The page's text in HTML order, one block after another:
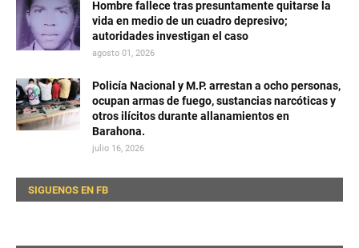
Hombre fallece tras presuntamente quitarse la
vida en medio de un cuadro depresivo;
autoridades investigan el caso
agosto 01, 2026
Policía Nacional y M.P. arrestan a ocho personas,
ocupan armas de fuego, sustancias narcóticas y
otros ilícitos durante allanamientos en
Barahona.
julio 16, 2026
SIGUENOS EN FB